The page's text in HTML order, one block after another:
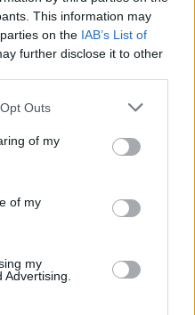
This information may
on the IAB’s List of
further disclose it to other
Outs
of my
of my
my
16:44
Πλαίσιο για
Οι αλλαγές που
νέα ΚΥΑ
η σύμβαση για τα
Κρήτης στο Καστέλλι
από 1η
οι εγκύκλιοι που δεν